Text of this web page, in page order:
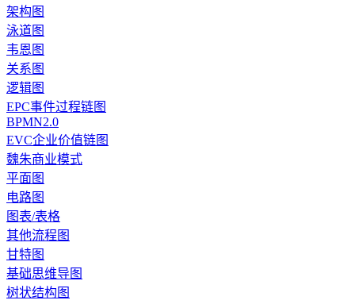
架构图
泳道图
韦恩图
关系图
逻辑图
EPC事件过程链图
BPMN2.0
EVC企业价值链图
魏朱商业模式
平面图
电路图
图表/表格
其他流程图
甘特图
基础思维导图
树状结构图